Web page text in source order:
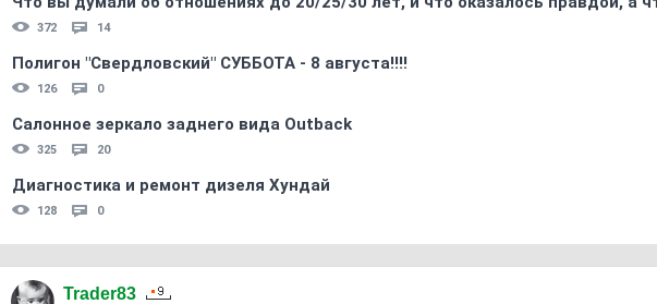
372 14
Полигон "Свердловский" СУББОТА - 8 августа!!!!
126 0
Салонное зеркало заднего вида Outback
325 20
Диагностика и ремонт дизеля Хундай
128 0
Trader83